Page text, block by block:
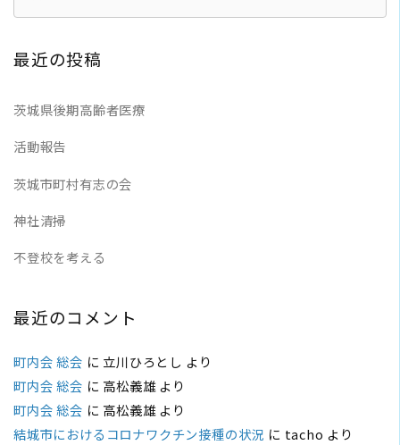
最近の投稿
茨城県後期高齢者医療
活動報告
茨城市町村有志の会
神社清掃
不登校を考える
最近のコメント
町内会 総会 に 立川ひろとし より
町内会 総会 に 高松義雄より
町内会 総会 に 高松義雄より
結城市におけるコロナワクチン接種の状況 に tacho より